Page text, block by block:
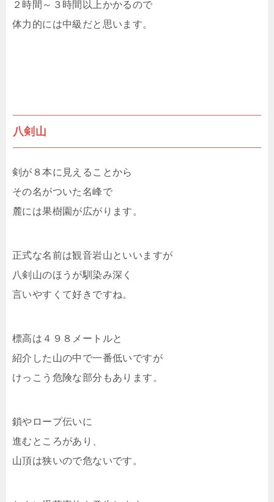
２時間～３時間以上かかるので
体力的には中級だと思います。
八剣山
剣が８本に見えることから
その名がついた名峰で
麓には果樹園が広がります。
正式な名前は観音岩山といいますが
八剣山のほうが馴染み深く
言いやすくて好きですね。
標高は４９８メートルと
紹介した山の中で一番低いですが
けっこう危険な部分もあります。
鎖やロープ伝いに
進むところがあり、
山頂は狭いので危ないです。